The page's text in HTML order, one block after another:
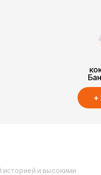
+
историей и высокими